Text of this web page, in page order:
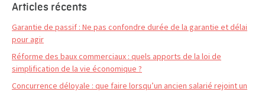
Articles récents
Garantie de passif : Ne pas confondre durée de la garantie et délai
pour agir
Réforme des baux commerciaux : quels apports de la loi de
simplification de la vie économique ?
Concurrence déloyale : que faire lorsqu’un ancien salarié rejoint un